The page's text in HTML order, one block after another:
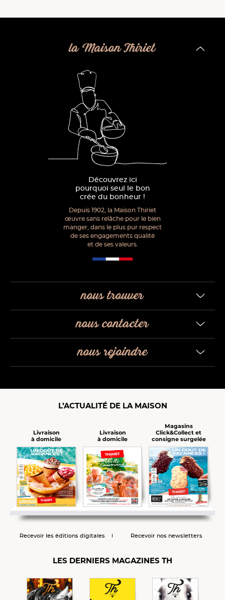
la Maison Thiriet
Découvrez ici
pourquoi seul le bon
crée du bonheur !
Depuis 1902, la Maison Thiriet
œuvre sans relâche pour le bien
manger, dans le plus pur respect
de ses engagements qualité
et de ses valeurs.
nous trouver
nous contacter
nous rejoindre
L’ACTUALITÉ DE LA MAISON
Livraison
à domicile
Livraison
à domicile
Magasins
Click&Collect et
consigne surgelée
Recevoir les éditions digitales Recevoir nos newsletters
LES DERNIERS MAGAZINES TH